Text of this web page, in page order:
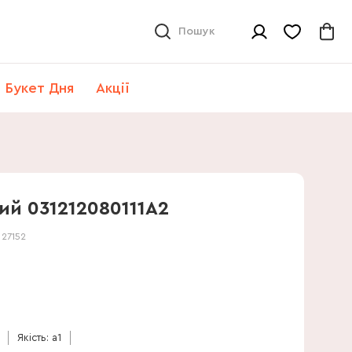
Пошук
Букет Дня Акції
031212080111А2
27152
Якість: a1